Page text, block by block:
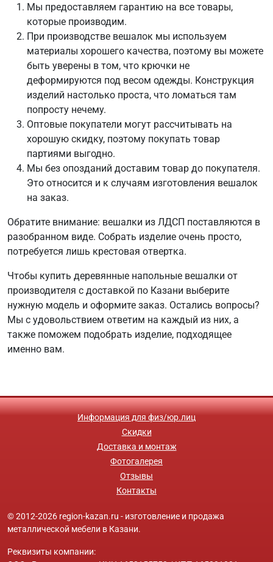
Мы предоставляем гарантию на все товары,
которые производим.
При производстве вешалок мы используем
материалы хорошего качества, поэтому вы можете
быть уверены в том, что крючки не
деформируются под весом одежды. Конструкция
изделий настолько проста, что ломаться там
попросту нечему.
Оптовые покупатели могут рассчитывать на
хорошую скидку, поэтому покупать товар
партиями выгодно.
Мы без опозданий доставим товар до покупателя.
Это относится и к случаям изготовления вешалок
на заказ.
Обратите внимание: вешалки из ЛДСП поставляются в
разобранном виде. Собрать изделие очень просто,
потребуется лишь крестовая отвертка.
Чтобы купить деревянные напольные вешалки от
производителя с доставкой по Казани выберите
нужную модель и оформите заказ. Остались вопросы?
Мы с удовольствием ответим на каждый из них, а
также поможем подобрать изделие, подходящее
именно вам.
Информация для физ/юр.лиц
Скидки
Доставка и монтаж
Фотогалерея
Отзывы
Контакты
© 2012-2026 region-kazan.ru - изготовление и продажа
металлической мебели в Казани.
Реквизиты компании: